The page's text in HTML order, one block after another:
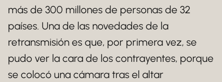
más de 300 millones de personas de 32
países. Una de las novedades de la
retransmisión es que, por primera vez, se
pudo ver la cara de los contrayentes, porque
se colocó una cámara tras el altar